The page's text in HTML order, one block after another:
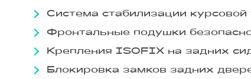
Система стабилизации
Фронтальные подушки
Крепления ISOFIX на задних
Блокировка замков задних